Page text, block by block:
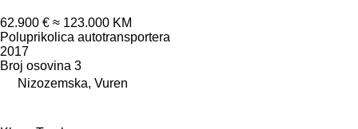
62.900 € ≈ 123.000 KM
Poluprikolica autotransportera
2017
Broj osovina 3
Nizozemska, Vuren